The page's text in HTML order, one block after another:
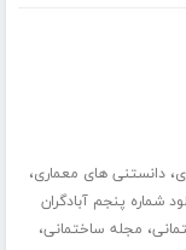
،دانستنی های معماری،
شماره پنجم آبادگران
، مجله ساختمانی،